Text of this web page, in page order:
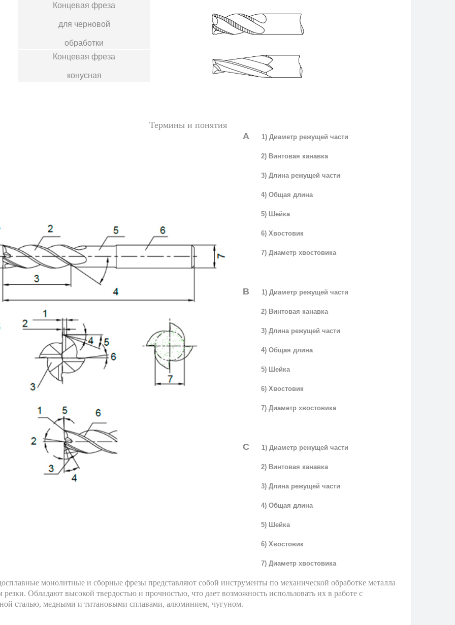
Концевая фреза
для черновой
обработки
Концевая фреза
конусная
Термины и понятия
A 1) Диаметр режущей части
2) Винтовая канавка
3) Длина режущей части
4) Общая длина
5) Шейка
6) Хвостовик
7) Диаметр хвостовика
B 1) Диаметр режущей части
2) Винтовая канавка
3) Длина режущей части
4) Общая длина
5) Шейка
6) Хвостовик
7) Диаметр хвостовика
C 1) Диаметр режущей части
2) Винтовая канавка
3) Длина режущей части
4) Общая длина
5) Шейка
6) Хвостовик
7) Диаметр хвостовика
монолитные и сборные фрезы представляют собой инструменты по механической обработке металла
резки. Обладают высокой твердостью и прочностью, что дает возможность использовать их в работе с
сталью, медными и титановыми сплавами, алюминием, чугуном.